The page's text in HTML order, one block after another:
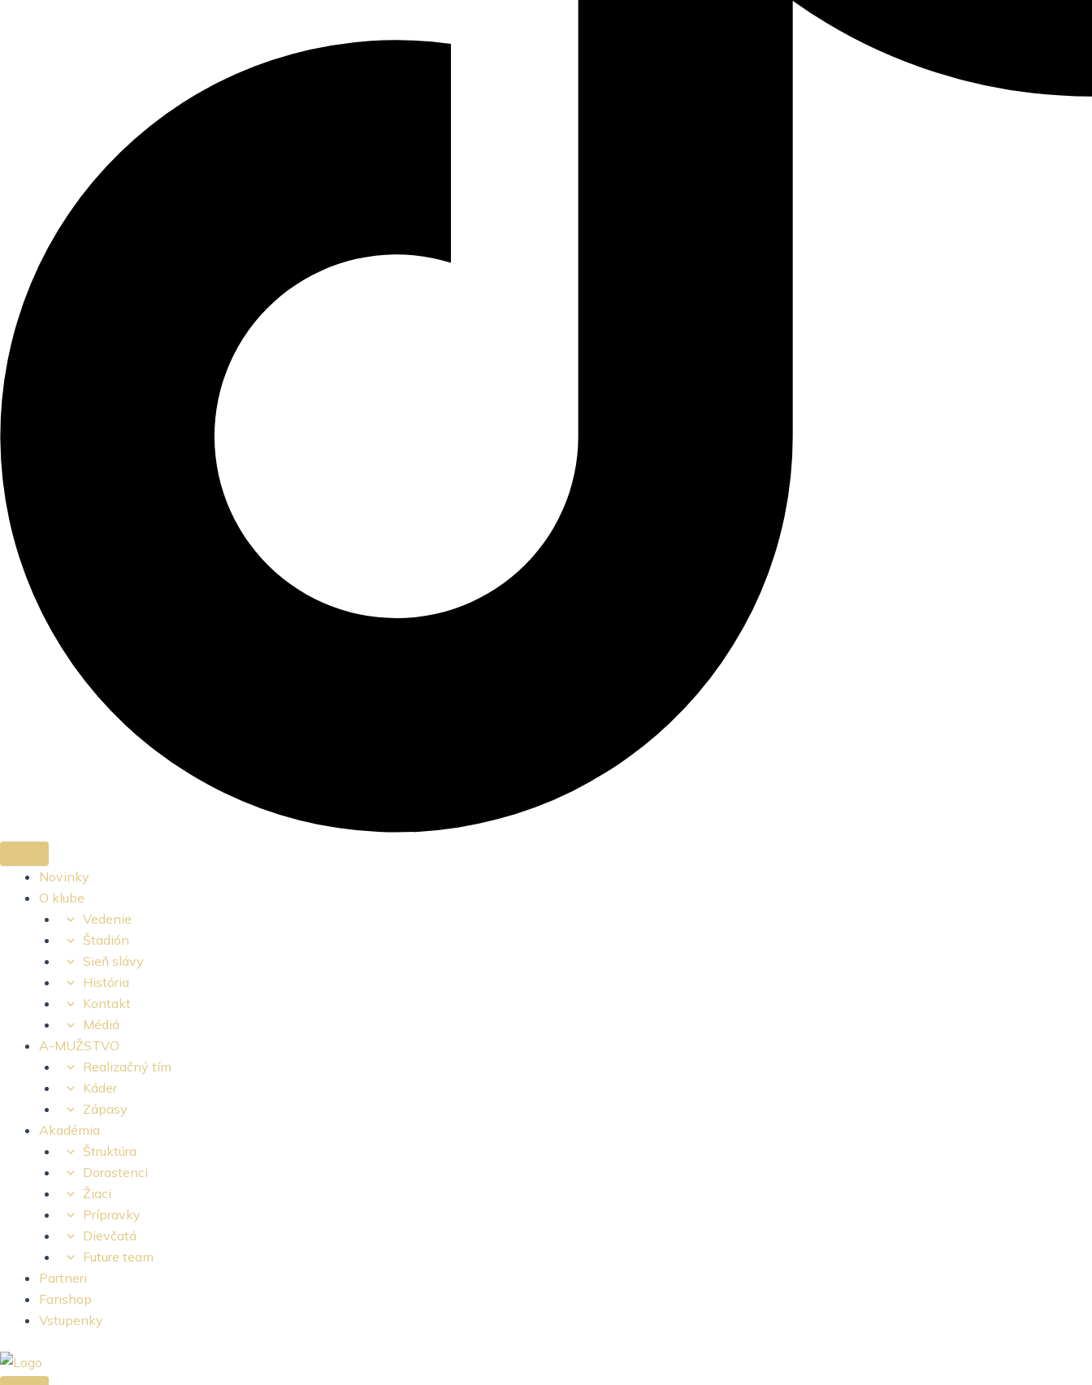
Novinky
O klube
Vedenie
Štadión
Sieň slávy
História
Kontakt
Médiá
A-MUŽSTVO
Realizačný tím
Káder
Zápasy
Akadémia
Štruktúra
Dorastenci
Žiaci
Prípravky
Dievčatá
Future team
Partneri
Fanshop
Vstupenky